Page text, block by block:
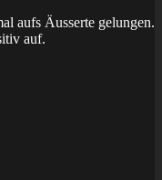
aufs Äusserte gelungen.
auf.